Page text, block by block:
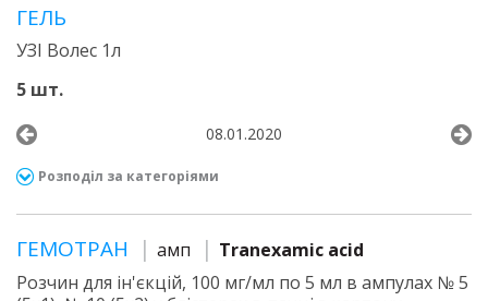
ГЕЛЬ
УЗІ Волес 1л
5 шт.
08.01.2020
Розподіл за категоріями
ГЕМОТРАН амп
Tranexamic acid
Розчин для ін'єкцій, 100 мг/мл по 5 мл в ампулах № 5